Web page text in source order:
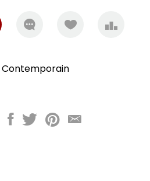
Contemporain